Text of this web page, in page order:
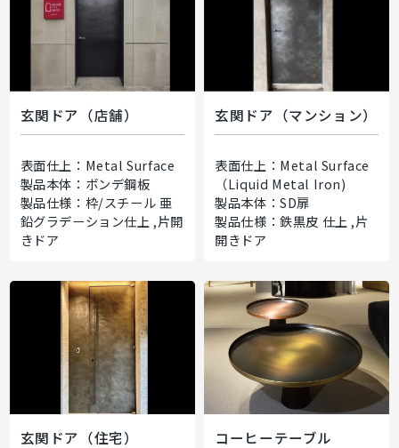
玄関ドア（店舗）
表面仕上：Metal Surface
製品本体：ボンデ鋼板
製品仕様：枠/スチール 亜
鉛グラデーション仕上 ,片開
きドア
玄関ドア（マンション）
表面仕上：Metal Surface
（Liquid Metal Iron)
製品本体：SD扉
製品仕様：鉄黒皮 仕上 ,片
開きドア
玄関ドア（住宅） コーヒーテーブル